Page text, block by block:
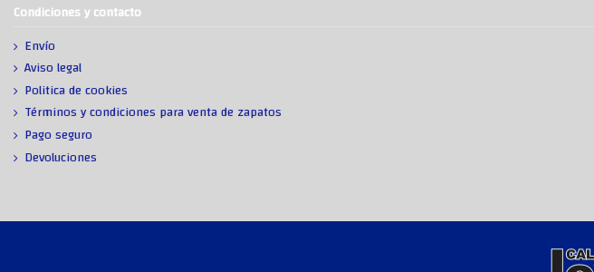
Condiciones y contacto
Envío
Aviso legal
Politica de cookies
Términos y condiciones para venta de zapatos
Pago seguro
Devoluciones